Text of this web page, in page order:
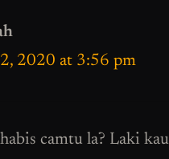
2020 at 3:56 pm
camtu la? Laki